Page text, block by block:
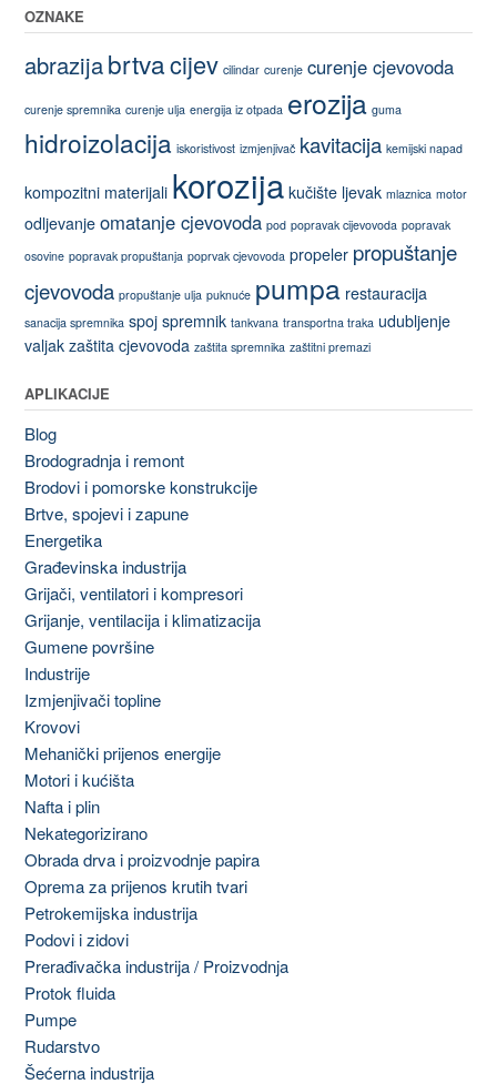
OZNAKE
abrazijabrtvacijev cilindar curenje curenje cjevovoda
curenje spremnika curenje ulja energija iz otpada erozija guma
hidroizolacija iskoristivost izmjenjivač kavitacija kemijski napad
kompozitni materijali korozija kučište ljevak mlaznica motor
odljevanje omatanje cjevovoda pod popravak cijevovoda popravak
osovine popravak propuštanja poprvak cjevovoda propeler propuštanje
cjevovoda propuštanje ulja puknuće pumpa restauracija
sanacija spremnika spoj spremnik tankvana transportna traka udubljenje
valjak zaštita cjevovoda zaštita spremnika zaštitni premazi
APLIKACIJE
Blog
Brodogradnja i remont
Brodovi i pomorske konstrukcije
Brtve, spojevi i zapune
Energetika
Građevinska industrija
Grijači, ventilatori i kompresori
Grijanje, ventilacija i klimatizacija
Gumene površine
Industrije
Izmjenjivači topline
Krovovi
Mehanički prijenos energije
Motori i kućišta
Nafta i plin
Nekategorizirano
Obrada drva i proizvodnje papira
Oprema za prijenos krutih tvari
Petrokemijska industrija
Podovi i zidovi
Prerađivačka industrija / Proizvodnja
Protok fluida
Pumpe
Rudarstvo
Šećerna industrija